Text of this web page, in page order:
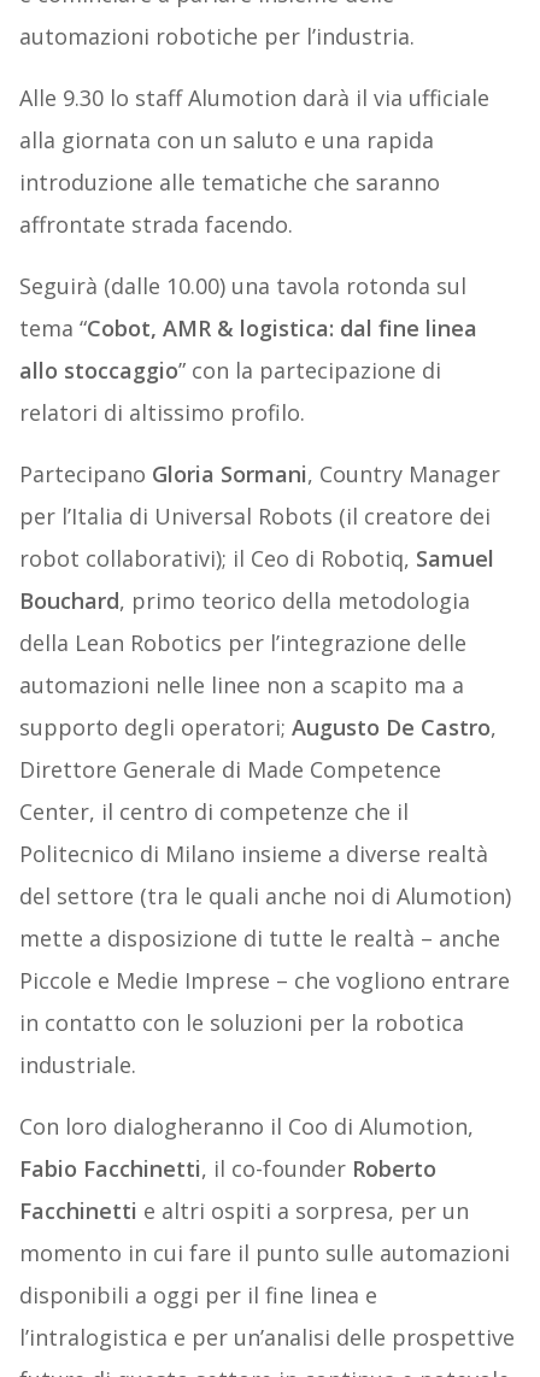
automazioni robotiche per l’industria.
Alle 9.30 lo staff Alumotion darà il via ufficiale
alla giornata con un saluto e una rapida
introduzione alle tematiche che saranno
affrontate strada facendo.
Seguirà (dalle 10.00) una tavola rotonda sul
tema “Cobot, AMR & logistica: dal fine linea
allo stoccaggio” con la partecipazione di
relatori di altissimo profilo.
Partecipano Gloria Sormani, Country Manager
per l’Italia di Universal Robots (il creatore dei
robot collaborativi); il Ceo di Robotiq, Samuel
Bouchard, primo teorico della metodologia
della Lean Robotics per l’integrazione delle
automazioni nelle linee non a scapito ma a
supporto degli operatori; Augusto De Castro,
Direttore Generale di Made Competence
Center, il centro di competenze che il
Politecnico di Milano insieme a diverse realtà
del settore (tra le quali anche noi di Alumotion)
mette a disposizione di tutte le realtà – anche
Piccole e Medie Imprese – che vogliono entrare
in contatto con le soluzioni per la robotica
industriale.
Con loro dialogheranno il Coo di Alumotion,
Fabio Facchinetti, il co-founderRoberto
Facchinetti e altri ospiti a sorpresa, per un
momento in cui fare il punto sulle automazioni
disponibili a oggi per il fine linea e
l’intralogistica e per un’analisi delle prospettive